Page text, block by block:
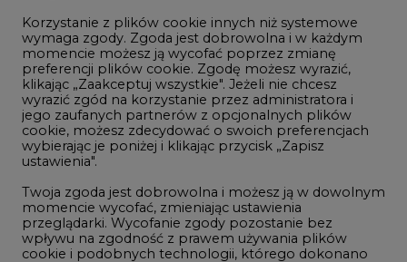
Innowacje i AI
Telekomunikacja i IT
Handel emisjami CO2
Wodór
Górnictwo
Atom
Fotowoltaika
Korzystanie z plików cookie innych niż systemowe
wymaga zgody. Zgoda jest dobrowolna i w każdym
momencie możesz ją wycofać poprzez zmianę
preferencji plików cookie. Zgodę możesz wyrazić,
klikając „Zaakceptuj wszystkie". Jeżeli nie chcesz
wyrazić zgód na korzystanie przez administratora i
jego zaufanych partnerów z opcjonalnych plików
cookie, możesz zdecydować o swoich preferencjach
wybierając je poniżej i klikając przycisk „Zapisz
ustawienia".
Twoja zgoda jest dobrowolna i możesz ją w dowolnym
momencie wycofać, zmieniając ustawienia
przeglądarki. Wycofanie zgody pozostanie bez
wpływu na zgodność z prawem używania plików
cookie i podobnych technologii, którego dokonano